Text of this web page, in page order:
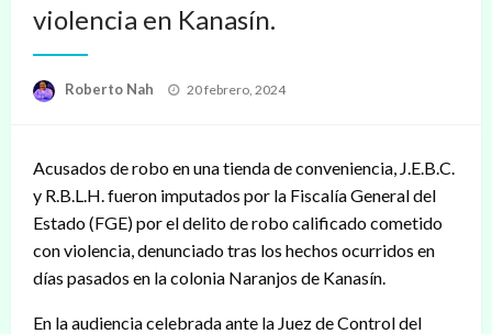
violencia en Kanasín.
Roberto Nah
Publicado
20 febrero, 2024
Acusados de robo en una tienda de conveniencia, J.E.B.C.
y R.B.L.H. fueron imputados por la Fiscalía General del
Estado (FGE) por el delito de robo calificado cometido
con violencia, denunciado tras los hechos ocurridos en
días pasados en la colonia Naranjos de Kanasín.
En la audiencia celebrada ante la Juez de Control del